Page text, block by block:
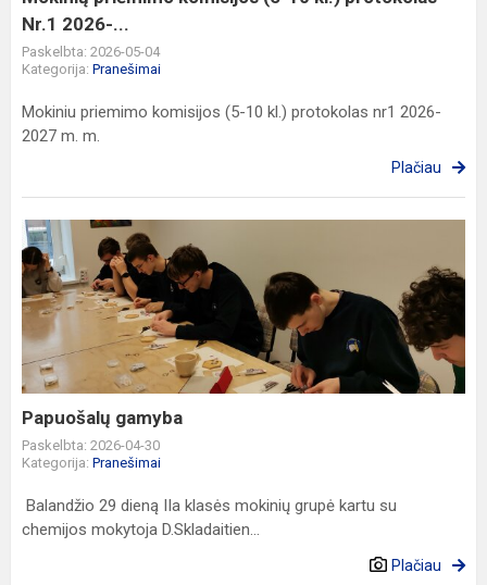
2026-...
Nr.1 2026-...
Paskelbta: 2026-05-04
Kategorija: Pranešimai
Mokiniu priemimo komisijos (5-10 kl.) protokolas nr1 2026-
2027 m. m.
Plačiau
Papuošalų
gamyba
Papuošalų gamyba
Paskelbta: 2026-04-30
Kategorija: Pranešimai
Balandžio 29 dieną IIa klasės mokinių grupė kartu su
chemijos mokytoja D.Skladaitien...
Plačiau